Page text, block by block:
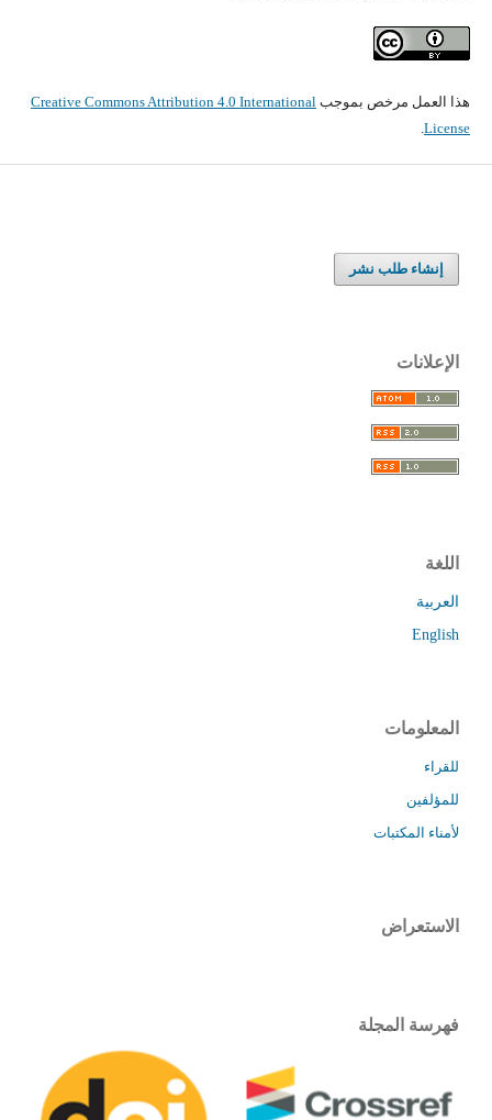
هذا العمل مرخص بموجب Creative Commons Attribution 4.0 International
License
.
إنشاء طلب نشر
الإعلانات
اللغة
العربية
English
المعلومات
للقراء
للمؤلفين
لأمناء المكتبات
الاستعراض
فهرسة المجلة